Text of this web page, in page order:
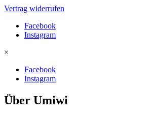
Vertrag widerrufen
Facebook
Instagram
×
Facebook
Instagram
Über Umiwi